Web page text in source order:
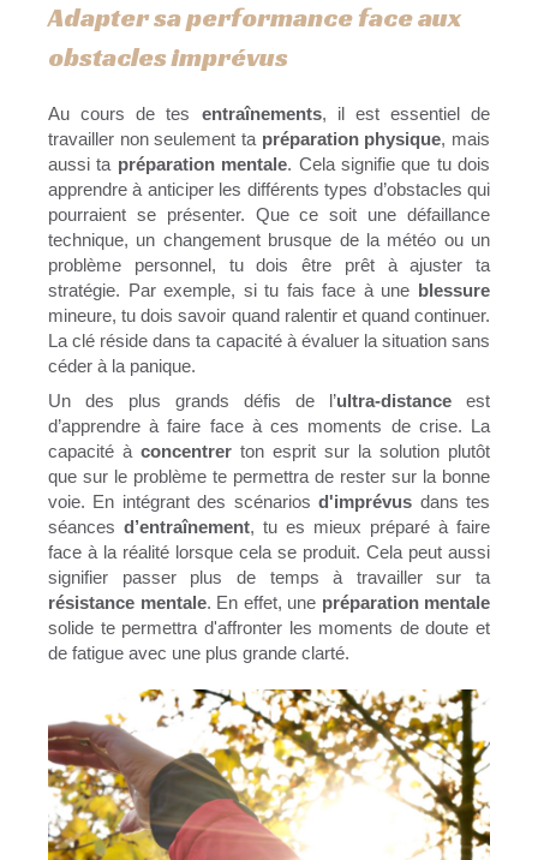
Adapter sa performance face aux
obstacles imprévus
Au cours de tes entraînements, il est essentiel de
travailler non seulement ta préparation physique, mais
aussi ta préparation mentale. Cela signifie que tu dois
apprendre à anticiper les différents types d’obstacles qui
pourraient se présenter. Que ce soit une défaillance
technique, un changement brusque de la météo ou un
problème personnel, tu dois être prêt à ajuster ta
stratégie. Par exemple, si tu fais face à une blessure
mineure, tu dois savoir quand ralentir et quand continuer.
La clé réside dans ta capacité à évaluer la situation sans
céder à la panique.
Un des plus grands défis de l’ultra-distance est
d’apprendre à faire face à ces moments de crise. La
capacité à concentrer ton esprit sur la solution plutôt
que sur le problème te permettra de rester sur la bonne
voie. En intégrant des scénariosd'imprévus dans tes
séances d’entraînement, tu es mieux préparé à faire
face à la réalité lorsque cela se produit. Cela peut aussi
signifier passer plus de temps à travailler sur ta
résistance mentale. En effet, une préparation mentale
solide te permettra d'affronter les moments de doute et
de fatigue avec une plus grande clarté.